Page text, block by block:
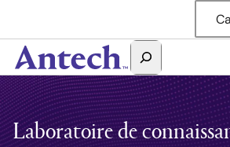
Rechercher
Antech
Laboratoire de